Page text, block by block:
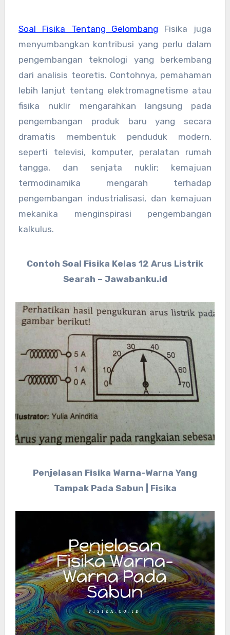
Soal Fisika Tentang Gelombang Fisika juga
menyumbangkan kontribusi yang perlu dalam
pengembangan teknologi yang berkembang
dari analisis teoretis. Contohnya, pemahaman
lebih lanjut tentang elektromagnetisme atau
fisika nuklir mengarahkan langsung pada
pengembangan produk baru yang secara
dramatis membentuk penduduk modern,
seperti televisi, komputer, peralatan rumah
tangga, dan senjata nuklir; kemajuan
termodinamika mengarah terhadap
pengembangan industrialisasi, dan kemajuan
mekanika menginspirasi pengembangan
kalkulus.
Contoh Soal Fisika Kelas 12 Arus Listrik
Searah – Jawabanku.id
Penjelasan Fisika Warna-Warna Yang
Tampak Pada Sabun | Fisika